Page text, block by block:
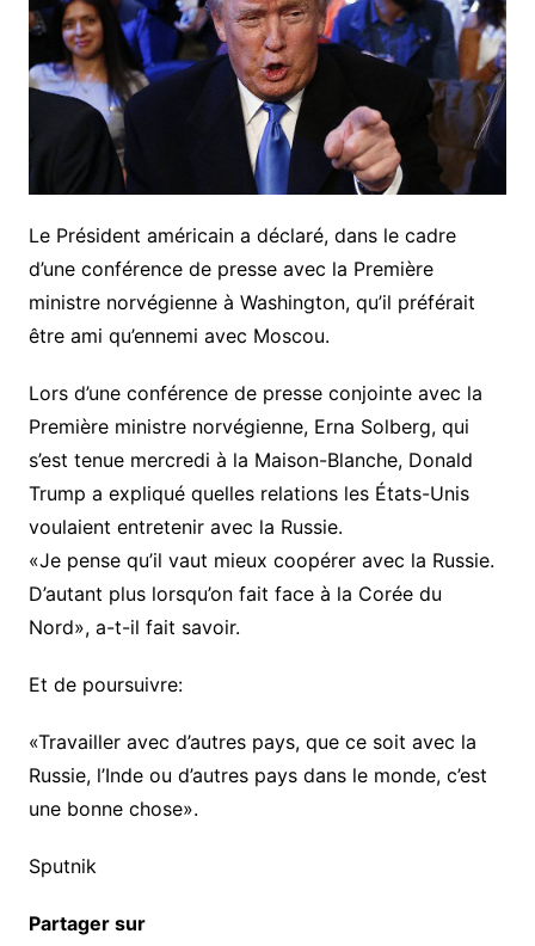
Le Président américain a déclaré, dans le cadre
d’une conférence de presse avec la Première
ministre norvégienne à Washington, qu’il préférait
être ami qu’ennemi avec Moscou.
Lors d’une conférence de presse conjointe avec la
Première ministre norvégienne, Erna Solberg, qui
s’est tenue mercredi à la Maison-Blanche, Donald
Trump a expliqué quelles relations les États-Unis
voulaient entretenir avec la Russie.
«Je pense qu’il vaut mieux coopérer avec la Russie.
D’autant plus lorsqu’on fait face à la Corée du
Nord», a-t-il fait savoir.
Et de poursuivre:
«Travailler avec d’autres pays, que ce soit avec la
Russie, l’Inde ou d’autres pays dans le monde, c’est
une bonne chose».
Sputnik
Partager sur